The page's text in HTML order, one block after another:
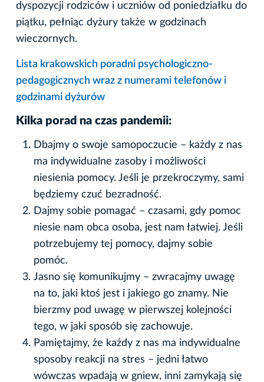
dyspozycji rodziców i uczniów od poniedziałku do
piątku, pełniąc dyżury także w godzinach
wieczornych.
Lista krakowskich poradni psychologiczno-
pedagogicznych wraz z numerami telefonów i
godzinami dyżurów
Kilka porad na czas pandemii:
Dbajmy o swoje samopoczucie – każdy z nas
ma indywidualne zasoby i możliwości
niesienia pomocy. Jeśli je przekroczymy, sami
będziemy czuć bezradność.
Dajmy sobie pomagać – czasami, gdy pomoc
niesie nam obca osoba, jest nam łatwiej. Jeśli
potrzebujemy tej pomocy, dajmy sobie
pomóc.
Jasno się komunikujmy – zwracajmy uwagę
na to, jaki ktoś jest i jakiego go znamy. Nie
bierzmy pod uwagę w pierwszej kolejności
tego, w jaki sposób się zachowuje.
Pamiętajmy, że każdy z nas ma indywidualne
sposoby reakcji na stres – jedni łatwo
wówczas wpadają w gniew, inni zamykają się